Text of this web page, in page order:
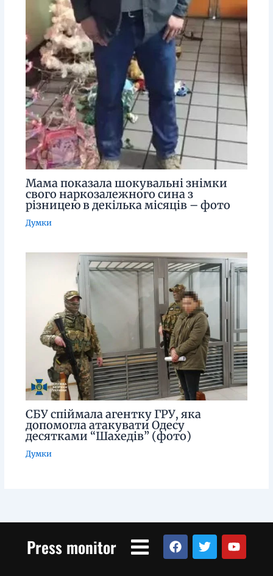
Мама показала шокувальні знімки
свого наркозалежного сина з
різницею в декілька місяців – фото
Думки
СБУ спіймала агентку ГРУ, яка
допомогла атакувати Одесу
десятками “Шахедів” (фото)
Думки
Press monitor Menu
F
a
c
T
w
i
Y
o
u